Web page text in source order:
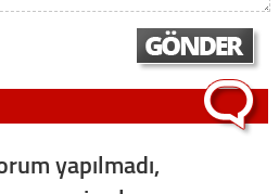
yapılmadı,